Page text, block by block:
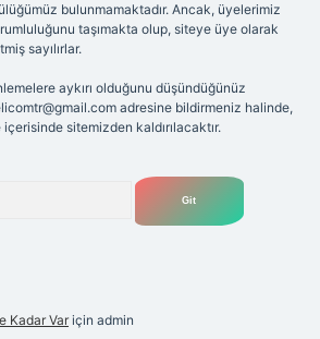
bulunmamaktadır. Ancak, üyelerimiz
taşımakta olup, siteye üye olarak
sayılırlar.
aykırı olduğunu düşündüğünüz
adresine bildirmeniz halinde,
sitemizden kaldırılacaktır.
Kadar Var için admin